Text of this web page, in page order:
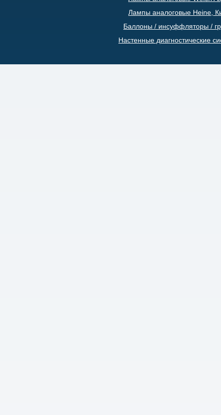
Лампы аналоговые Heine,
Баллоны / инсуффляторы /
Настенные диагностические